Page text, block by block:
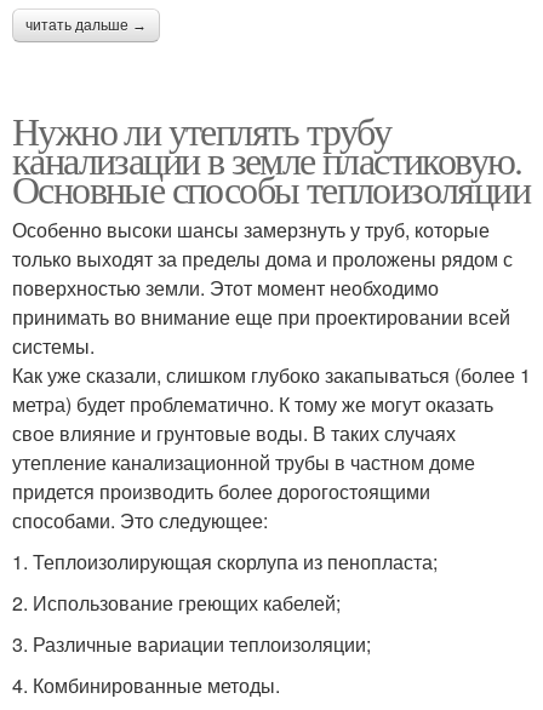
читать дальше →
Нужно ли утеплять трубу
канализации в земле пластиковую.
Основные способы теплоизоляции
Особенно высоки шансы замерзнуть у труб, которые
только выходят за пределы дома и проложены рядом с
поверхностью земли. Этот момент необходимо
принимать во внимание еще при проектировании всей
системы.
Как уже сказали, слишком глубоко закапываться (более 1
метра) будет проблематично. К тому же могут оказать
свое влияние и грунтовые воды. В таких случаях
утепление канализационной трубы в частном доме
придется производить более дорогостоящими
способами. Это следующее:
1. Теплоизолирующая скорлупа из пенопласта;
2. Использование греющих кабелей;
3. Различные вариации теплоизоляции;
4. Комбинированные методы.